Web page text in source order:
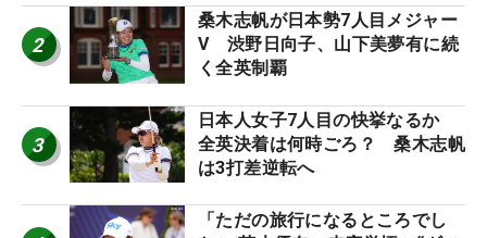
2
桑木志帆が日本勢7人目メジャー
V 渋野日向子、山下美夢有に続
く全英制覇
3
日本人女子7人目の快挙なるか
全英決着は何時ごろ？ 桑木志帆
は3打差逆転へ
「ただの旅行になるところでし